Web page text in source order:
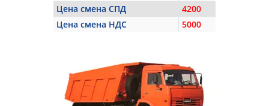
Цена смена СПД
4200
Цена смена НДС
5000